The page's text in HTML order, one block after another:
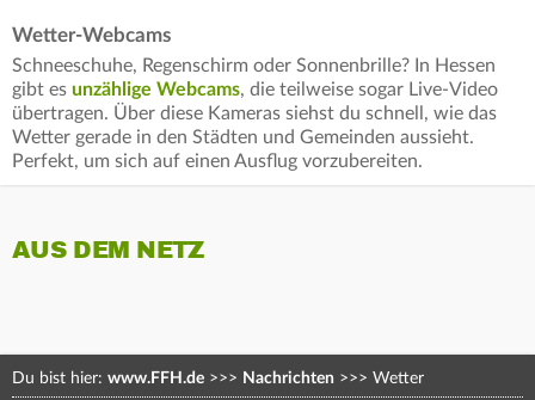
Wetter-Webcams
Schneeschuhe, Regenschirm oder Sonnenbrille? In Hessen
gibt es unzählige Webcams, die teilweise sogar Live-Video
übertragen. Über diese Kameras siehst du schnell, wie das
Wetter gerade in den Städten und Gemeinden aussieht.
Perfekt, um sich auf einen Ausflug vorzubereiten.
AUS DEM NETZ
Du bist hier: www.FFH.de >>> Nachrichten >>> Wetter